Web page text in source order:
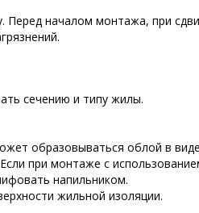
началом монтажа, при
сечению и типу жилы.
образовываться облой в
при монтаже с
напильником.
жильной изоляции.